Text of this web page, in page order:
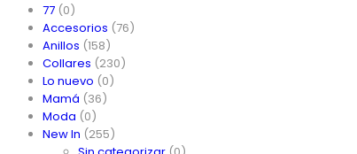
77 (0)
Accesorios (76)
Anillos (158)
Collares (230)
Lo nuevo (0)
Mamá (36)
Moda (0)
New In (255)